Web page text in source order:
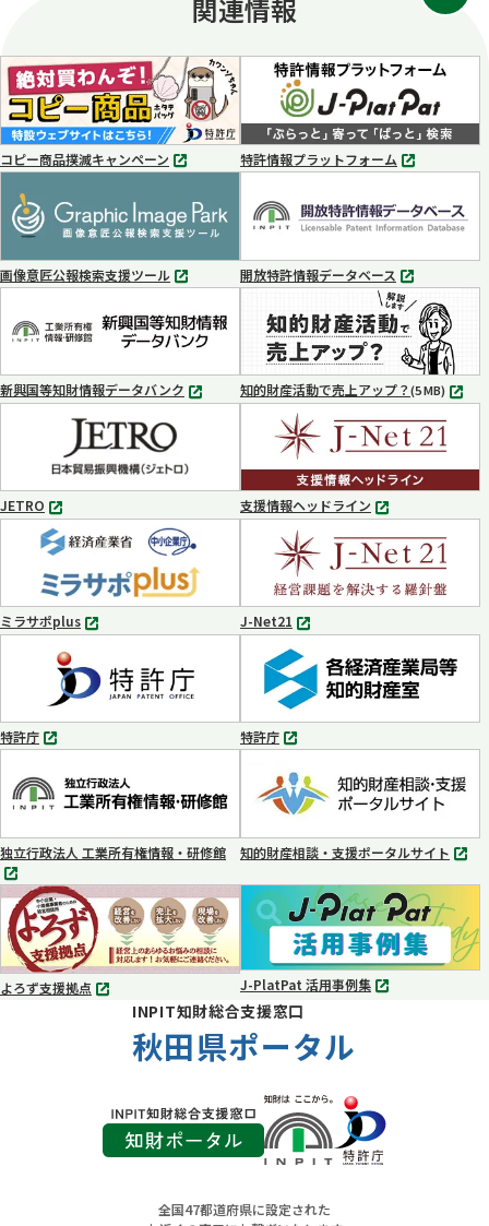
関連情報
コピー商品撲滅キャンペーン
別
で
開
く
特許情報プラットフォーム
別
ブ
で
く
画像意匠公報検索支援ツール
別
ブ
で
く
開放特許情報データベース
別
タ
ブ
で
開
く
新興国等知財情報データバンク
別
開
く
知的財産活動で売上アップ？(5 MB) MP4
JETRO
別
タ
ブ
で
開
く
支援情報ヘッドライン
別
タ
ブ
で
開
く
ミラサポplus
別
ブ
で
開
く
J-Net21
別
タ
ブ
で
開
く
特許庁
別
ブ
で
く
特許庁
別
ブ
で
開
く
独立行政法人 工業所有権情報・研修館
別
タ
ブ
で
知的財産相談・支援ポータルサイト
別
タ
開
く
よろず支援拠点
別
J-PlatPat 活用事例集
別
INPIT知財総合支援窓口
秋田県ポータル
全国47都道府県に設定された